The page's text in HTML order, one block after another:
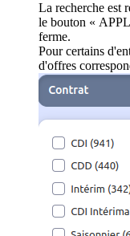
La recherche est
le bouton «
ferme.
Pour certains
d'offres